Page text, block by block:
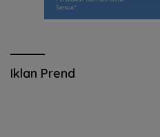
Iklan Prend